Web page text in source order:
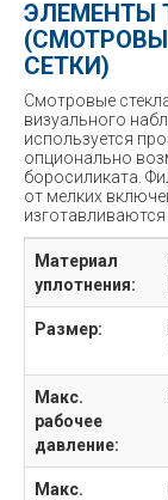
ЭЛЕМЕНТЫ
СЕТКИ)
Смотровые
визуального
используется
опционально
боросиликата.
от мелких
изготавливаются
Материал
уплотнения:
Размер:
Макс.
рабочее
давление:
Макс.